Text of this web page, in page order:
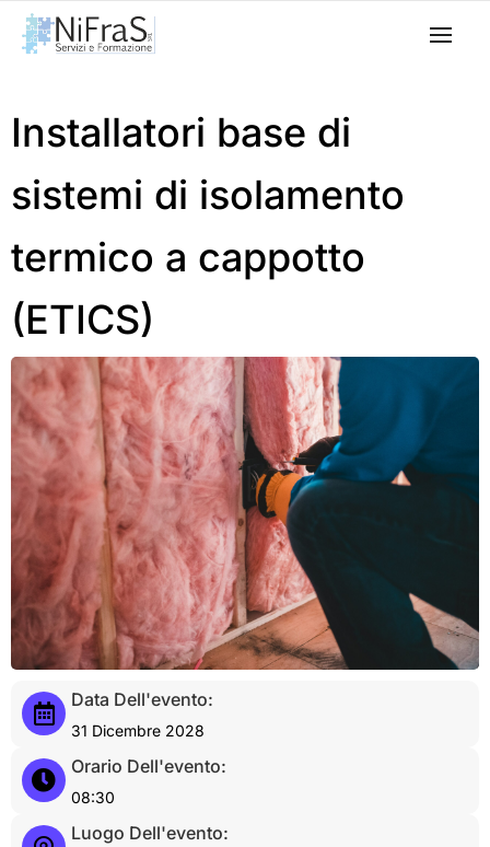
Installatori base di
sistemi di isolamento
termico a cappotto
(ETICS)
Data Dell'evento:
31 Dicembre 2028
Orario Dell'evento:
08:30
Luogo Dell'evento: